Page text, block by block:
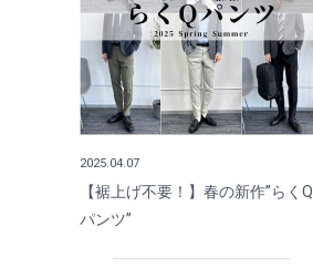
2025.04.07
【裾上げ不要！】春の新作”らくQ
パンツ”